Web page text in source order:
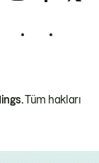
Tüm hakları